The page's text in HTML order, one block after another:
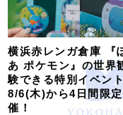
横浜赤レンガ倉庫 『
あ ポケモン』の世界
験できる特別イベント
8/6(木)から4日間限定
催！